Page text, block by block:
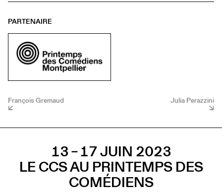
PARTENAIRE
François Gremaud Julia Perazzini
13 – 17 JUIN 2023
LE CCS AU PRINTEMPS DES
COMÉDIENS